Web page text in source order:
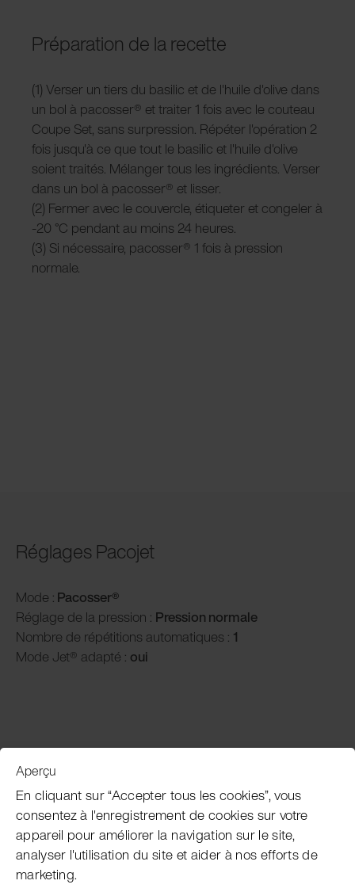
Préparation de la recette
(1) Verser un tiers du basilic et de l'huile d'olive dans
un bol à pacosser® et traiter 1 fois avec le couteau
Coupe Set, sans surpression. Répéter l'opération 2
fois jusqu'à ce que tout le basilic et l'huile d'olive
soient traités. Mélanger tous les ingrédients. Verser
dans un bol à pacosser® et lisser.
(2) Fermer avec le couvercle, étiqueter et congeler à
-20 °C pendant au moins 24 heures.
(3) Si nécessaire, pacosser® 1 fois à pression
normale.
Réglages Pacojet
Mode : Pacosser®
Réglage de la pression : Pression normale
Nombre de répétitions automatiques : 1
Mode Jet® adapté : oui
Service clientèle
Subscribe Pacojet Newsletter
Would you like to be regularly updated on news, event
Aperçu
En cliquant sur “Accepter tous les cookies”, vous
consentez à l'enregistrement de cookies sur votre
appareil pour améliorer la navigation sur le site,
analyser l'utilisation du site et aider à nos efforts de
marketing.